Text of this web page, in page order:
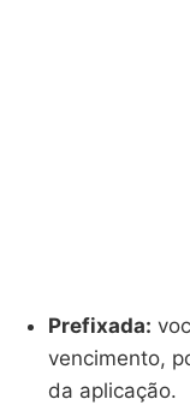
Prefixada:
vencimento,
da aplicação.